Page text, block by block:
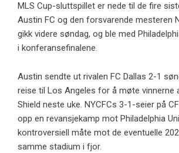
MLS Cup-sluttspillet er nede til de fire
Austin FC og den forsvarende mesteren
gikk videre søndag, og ble med
i konferansefinalene.
Austin sendte ut rivalen FC Dallas 2-1
reise til Los Angeles for å møte vinnerne
Shield neste uke. NYCFCs 3-1-seier på
opp en revansjekamp mot Philadelphia
kontroversiell måte mot de eventuelle
samme stadium i fjor.